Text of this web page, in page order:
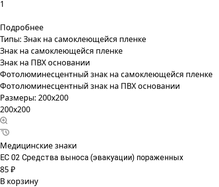
Подробнее
Типы: Знак на самоклеющейся пленке
Знак на самоклеющейся пленке
Знак на ПВХ основании
Фотолюминесцентный знак на самоклеющейся пленке
Фотолюминесцентный знак на ПВХ основании
Размеры: 200x200
200x200
Медицинские знаки
ЕС 02 Средства выноса (эвакуации) пораженных
85 ₽
В корзину